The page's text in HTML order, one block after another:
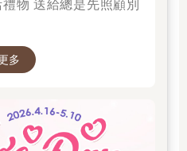
物 送給總是先照顧別
多